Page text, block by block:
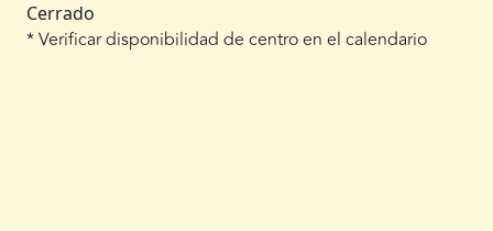
Cerrado
* Verificar disponibilidad de centro en el calendario